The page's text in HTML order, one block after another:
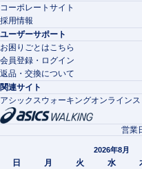
コーポレートサイト
採用情報
ユーザーサポート
お困りごとはこちら
会員登録・ログイン
返品・交換について
関連サイト
アシックスウォーキングオンラインス
営業
2026年8月
日 月 火 水